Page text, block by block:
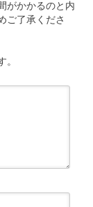
がかかるのと内
ご了承くださ
。